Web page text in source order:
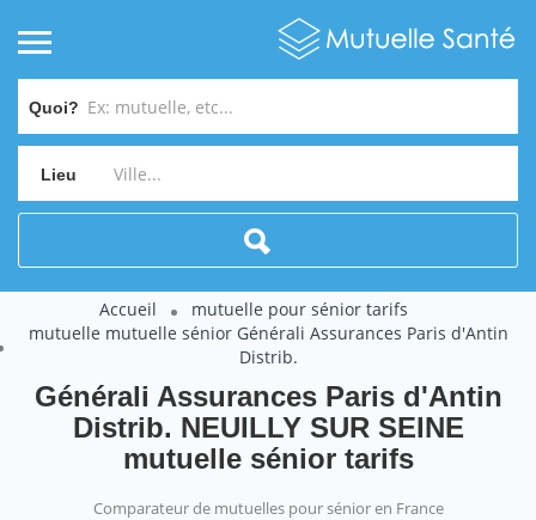
Quoi?
Lieu
Accueil
mutuelle pour sénior tarifs
mutuelle mutuelle sénior Générali Assurances Paris d'Antin
Distrib.
Générali Assurances Paris d'Antin
Distrib. NEUILLY SUR SEINE
mutuelle sénior tarifs
Comparateur de mutuelles pour sénior en France